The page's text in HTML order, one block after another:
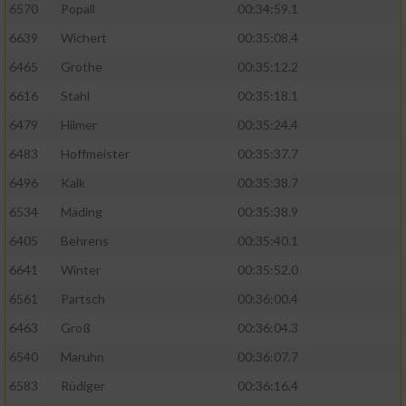
6570
Popall
00:34:59.1
6639
Wichert
00:35:08.4
6465
Grothe
00:35:12.2
6616
Stahl
00:35:18.1
6479
Hilmer
00:35:24.4
6483
Hoffmeister
00:35:37.7
6496
Kalk
00:35:38.7
6534
Mäding
00:35:38.9
6405
Behrens
00:35:40.1
6641
Winter
00:35:52.0
6561
Partsch
00:36:00.4
6463
Groß
00:36:04.3
6540
Maruhn
00:36:07.7
6583
Rüdiger
00:36:16.4